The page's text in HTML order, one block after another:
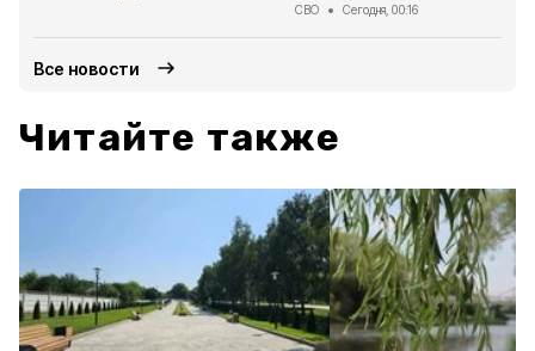
СВО Сегодня, 00:16
Все новости
Читайте также